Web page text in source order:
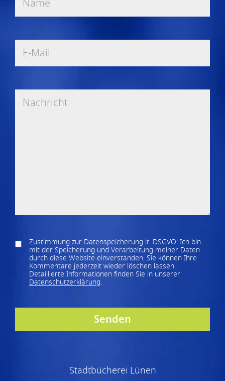
Zustimmung zur Datenspeicherung lt. DSGVO: Ich bin
mit der Speicherung und Verarbeitung meiner Daten
durch diese Website einverstanden. Sie können Ihre
Kommentare jederzeit wieder löschen lassen.
Detaillierte Informationen finden Sie in unserer
Datenschutzerklärung.
Stadtbücherei Lünen